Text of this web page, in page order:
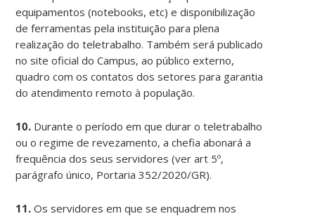
equipamentos (notebooks, etc) e disponibilização
de ferramentas pela instituição para plena
realização do teletrabalho. Também será publicado
no site oficial do Campus, ao público externo,
quadro com os contatos dos setores para garantia
do atendimento remoto à população.
10. Durante o período em que durar o teletrabalho
ou o regime de revezamento, a chefia abonará a
frequência dos seus servidores (ver art 5º,
parágrafo único, Portaria 352/2020/GR).
11. Os servidores em que se enquadrem nos